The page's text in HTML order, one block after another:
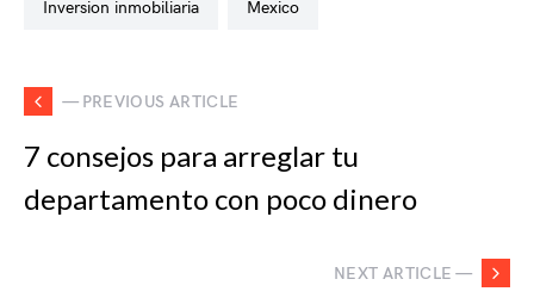
inversion inmobiliaria mexico
— PREVIOUS ARTICLE
7 consejos para arreglar tu
departamento con poco dinero
NEXT ARTICLE —